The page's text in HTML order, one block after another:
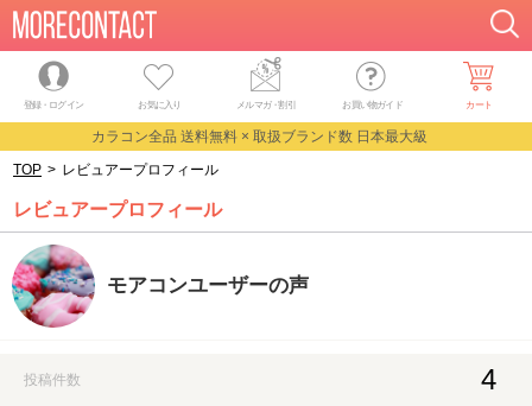
登録・ログイン お気に入り メルマガ・割引 お買い物ガイド カート
カラコン全品 送料無料 × 取扱ブランド数 日本最大級
TOP > レビュアープロフィール
レビュアープロフィール
モアコンユーザーの声
投稿件数 4